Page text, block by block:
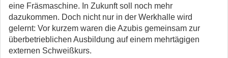
eine Fräsmaschine. In Zukunft soll noch mehr
dazukommen. Doch nicht nur in der Werkhalle wird
gelernt: Vor kurzem waren die Azubis gemeinsam zur
überbetrieblichen Ausbildung auf einem mehrtägigen
externen Schweißkurs.